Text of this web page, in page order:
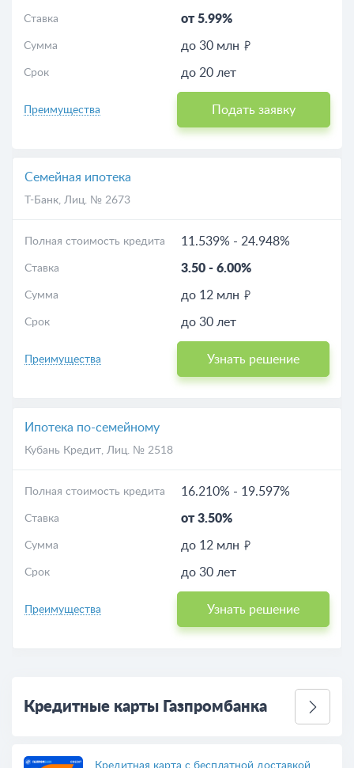
Ставка от 5.99%
Сумма до 30 млн
Срок до 20 лет
Преимущества Подать заявку
Семейная ипотека
Т-Банк, Лиц. № 2673
Полная стоимость кредита 11.539% - 24.948%
Ставка 3.50 - 6.00%
Сумма до 12 млн
Срок до 30 лет
Преимущества Узнать решение
Ипотека по-семейному
Кубань Кредит, Лиц. № 2518
Полная стоимость кредита 16.210% - 19.597%
Ставка от 3.50%
Сумма до 12 млн
Срок до 30 лет
Преимущества Узнать решение
Кредитные карты Газпромбанка
Кредитная карта с бесплатной доставкой